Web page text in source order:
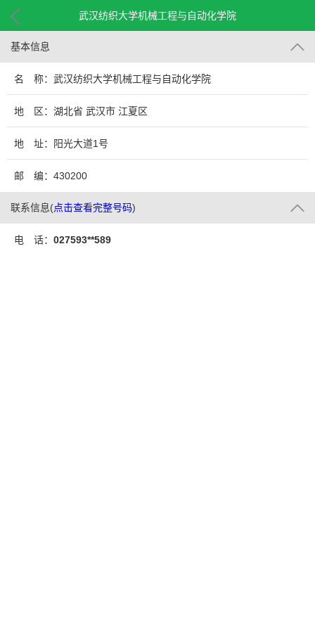
武汉纺织大学机械工程与自动化学院
基本信息
名 称：武汉纺织大学机械工程与自动化学院
地 区：湖北省 武汉市 江夏区
地 址：阳光大道1号
邮 编：430200
联系信息(点击查看完整号码)
电 话： 027593**589